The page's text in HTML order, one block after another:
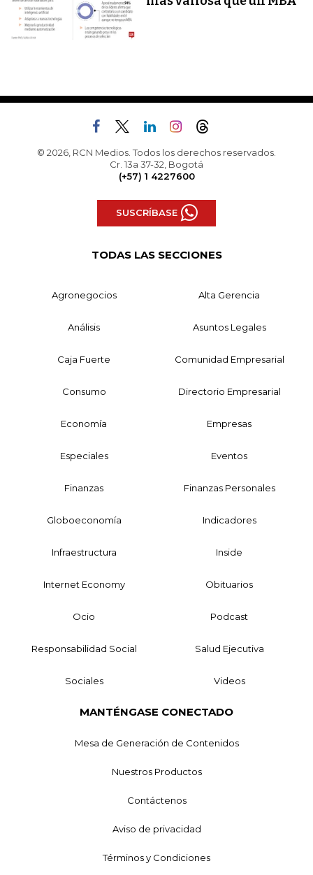
© 2026, RCN Medios. Todos los derechos reservados.
Cr. 13a 37-32, Bogotá
(+57) 1 4227600
SUSCRÍBASE
TODAS LAS SECCIONES
Agronegocios Alta Gerencia
Análisis Asuntos Legales
Caja Fuerte Comunidad Empresarial
Consumo Directorio Empresarial
Economía Empresas
Especiales Eventos
Finanzas Finanzas Personales
Globoeconomía Indicadores
Infraestructura Inside
Internet Economy Obituarios
Ocio Podcast
Responsabilidad Social Salud Ejecutiva
Sociales Videos
MANTÉNGASE CONECTADO
Mesa de Generación de Contenidos
Nuestros Productos
Contáctenos
Aviso de privacidad
Términos y Condiciones